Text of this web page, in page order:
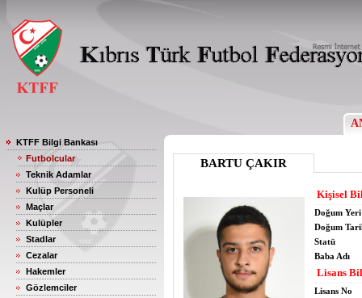
KTFF Bilgi Bankası
Futbolcular
Teknik Adamlar
Kulüp Personeli
Maçlar
Kulüpler
Stadlar
Cezalar
Hakemler
Gözlemciler
BARTU ÇAKIR
Kişisel
Doğum Yeri
Doğum
Statü
Baba Adı
Lisans
Lisans No